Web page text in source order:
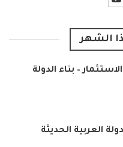
الشهر
– بناء الدولة
العربية الحديثة